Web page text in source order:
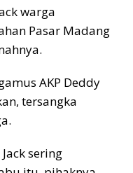
warga
Pasar Madang
AKP Deddy
tersangka
sering